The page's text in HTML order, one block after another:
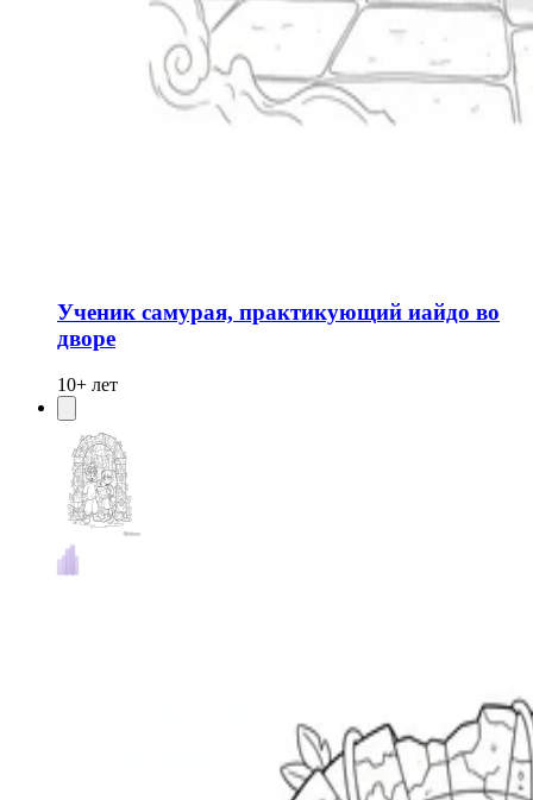
Ученик самурая, практикующий иайдо во
дворе
10+ лет